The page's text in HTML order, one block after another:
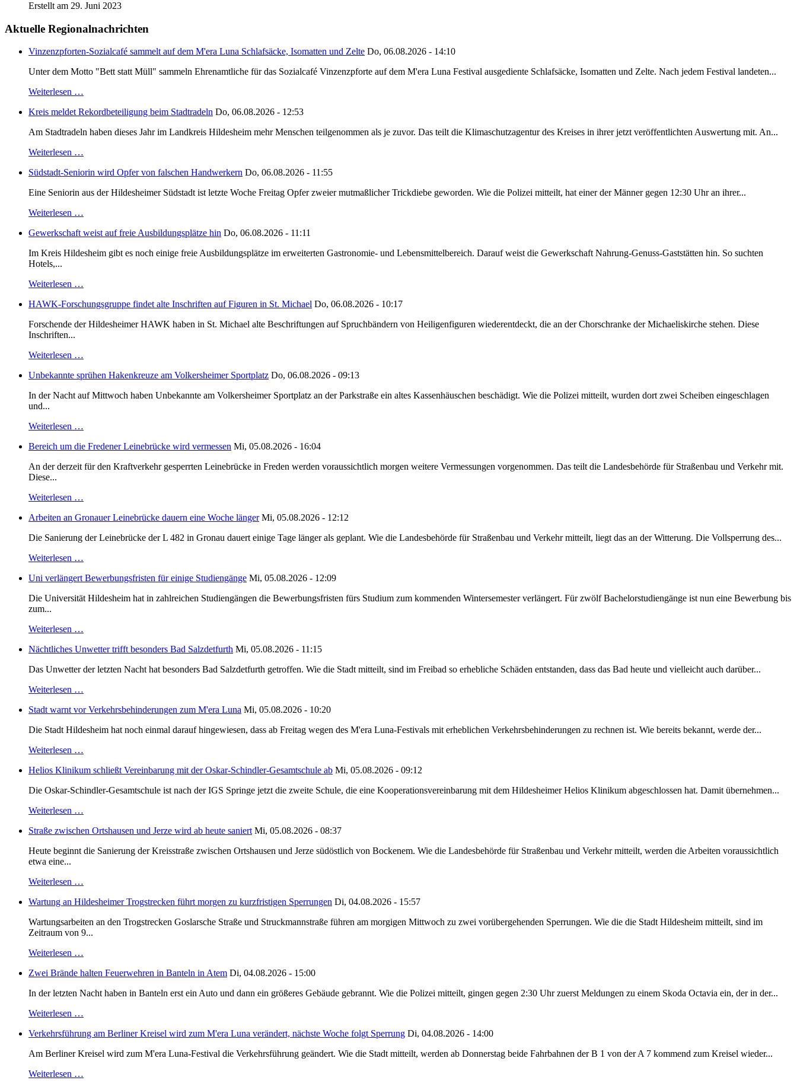
Erstellt am 29. Juni 2023
Aktuelle Regionalnachrichten
Vinzenzpforten-Sozialcafé sammelt auf dem M'era Luna Schlafsäcke, Isomatten und Zelte Do, 06.08.2026 - 14:10
Unter dem Motto "Bett statt Müll" sammeln Ehrenamtliche für das Sozialcafé Vinzenzpforte auf dem M'era Luna Festival ausgediente Schlafsäcke, Isomatten und Zelte. Nach jedem Festival landeten...
Weiterlesen …
Kreis meldet Rekordbeteiligung beim Stadtradeln Do, 06.08.2026 - 12:53
Am Stadtradeln haben dieses Jahr im Landkreis Hildesheim mehr Menschen teilgenommen als je zuvor. Das teilt die Klimaschutzagentur des Kreises in ihrer jetzt veröffentlichten Auswertung mit. An...
Weiterlesen …
Südstadt-Seniorin wird Opfer von falschen Handwerkern Do, 06.08.2026 - 11:55
Eine Seniorin aus der Hildesheimer Südstadt ist letzte Woche Freitag Opfer zweier mutmaßlicher Trickdiebe geworden. Wie die Polizei mitteilt, hat einer der Männer gegen 12:30 Uhr an ihrer...
Weiterlesen …
Gewerkschaft weist auf freie Ausbildungsplätze hin Do, 06.08.2026 - 11:11
Im Kreis Hildesheim gibt es noch einige freie Ausbildungsplätze im erweiterten Gastronomie- und Lebensmittelbereich. Darauf weist die Gewerkschaft Nahrung-Genuss-Gaststätten hin. So suchten
Hotels,...
Weiterlesen …
HAWK-Forschungsgruppe findet alte Inschriften auf Figuren in St. Michael Do, 06.08.2026 - 10:17
Forschende der Hildesheimer HAWK haben in St. Michael alte Beschriftungen auf Spruchbändern von Heiligenfiguren wiederentdeckt, die an der Chorschranke der Michaeliskirche stehen. Diese
Inschriften...
Weiterlesen …
Unbekannte sprühen Hakenkreuze am Volkersheimer Sportplatz Do, 06.08.2026 - 09:13
In der Nacht auf Mittwoch haben Unbekannte am Volkersheimer Sportplatz an der Parkstraße ein altes Kassenhäuschen beschädigt. Wie die Polizei mitteilt, wurden dort zwei Scheiben eingeschlagen
und...
Weiterlesen …
Bereich um die Fredener Leinebrücke wird vermessen Mi, 05.08.2026 - 16:04
An der derzeit für den Kraftverkehr gesperrten Leinebrücke in Freden werden voraussichtlich morgen weitere Vermessungen vorgenommen. Das teilt die Landesbehörde für Straßenbau und Verkehr mit.
Diese...
Weiterlesen …
Arbeiten an Gronauer Leinebrücke dauern eine Woche länger Mi, 05.08.2026 - 12:12
Die Sanierung der Leinebrücke der L 482 in Gronau dauert einige Tage länger als geplant. Wie die Landesbehörde für Straßenbau und Verkehr mitteilt, liegt das an der Witterung. Die Vollsperrung des...
Weiterlesen …
Uni verlängert Bewerbungsfristen für einige Studiengänge Mi, 05.08.2026 - 12:09
Die Universität Hildesheim hat in zahlreichen Studiengängen die Bewerbungsfristen fürs Studium zum kommenden Wintersemester verlängert. Für zwölf Bachelorstudiengänge ist nun eine Bewerbung bis
zum...
Weiterlesen …
Nächtliches Unwetter trifft besonders Bad Salzdetfurth Mi, 05.08.2026 - 11:15
Das Unwetter der letzten Nacht hat besonders Bad Salzdetfurth getroffen. Wie die Stadt mitteilt, sind im Freibad so erhebliche Schäden entstanden, dass das Bad heute und vielleicht auch darüber...
Weiterlesen …
Stadt warnt vor Verkehrsbehinderungen zum M'era Luna Mi, 05.08.2026 - 10:20
Die Stadt Hildesheim hat noch einmal darauf hingewiesen, dass ab Freitag wegen des M'era Luna-Festivals mit erheblichen Verkehrsbehinderungen zu rechnen ist. Wie bereits bekannt, werde der...
Weiterlesen …
Helios Klinikum schließt Vereinbarung mit der Oskar-Schindler-Gesamtschule ab Mi, 05.08.2026 - 09:12
Die Oskar-Schindler-Gesamtschule ist nach der IGS Springe jetzt die zweite Schule, die eine Kooperationsvereinbarung mit dem Hildesheimer Helios Klinikum abgeschlossen hat. Damit übernehmen...
Weiterlesen …
Straße zwischen Ortshausen und Jerze wird ab heute saniert Mi, 05.08.2026 - 08:37
Heute beginnt die Sanierung der Kreisstraße zwischen Ortshausen und Jerze südöstlich von Bockenem. Wie die Landesbehörde für Straßenbau und Verkehr mitteilt, werden die Arbeiten voraussichtlich
etwa eine...
Weiterlesen …
Wartung an Hildesheimer Trogstrecken führt morgen zu kurzfristigen Sperrungen Di, 04.08.2026 - 15:57
Wartungsarbeiten an den Trogstrecken Goslarsche Straße und Struckmannstraße führen am morgigen Mittwoch zu zwei vorübergehenden Sperrungen. Wie die die Stadt Hildesheim mitteilt, sind im
Zeitraum von 9...
Weiterlesen …
Zwei Brände halten Feuerwehren in Banteln in Atem Di, 04.08.2026 - 15:00
In der letzten Nacht haben in Banteln erst ein Auto und dann ein größeres Gebäude gebrannt. Wie die Polizei mitteilt, gingen gegen 2:30 Uhr zuerst Meldungen zu einem Skoda Octavia ein, der in der...
Weiterlesen …
Verkehrsführung am Berliner Kreisel wird zum M'era Luna verändert, nächste Woche folgt Sperrung Di, 04.08.2026 - 14:00
Am Berliner Kreisel wird zum M'era Luna-Festival die Verkehrsführung geändert. Wie die Stadt mitteilt, werden ab Donnerstag beide Fahrbahnen der B 1 von der A 7 kommend zum Kreisel wieder...
Weiterlesen …